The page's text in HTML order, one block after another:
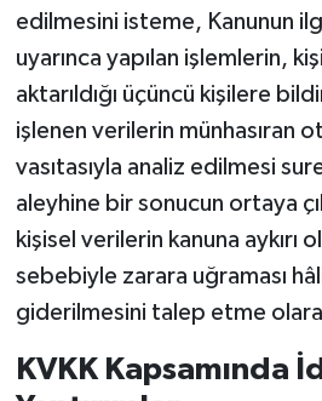
edilmesini isteme, Kanunun
uyarınca yapılan işlemlerin,
aktarıldığı üçüncü kişilere
işlenen verilerin münhasıran
vasıtasıyla analiz edilmesi
aleyhine bir sonucun ortaya
kişisel verilerin kanuna aykırı
sebebiyle zarara uğraması
giderilmesini talep etme
KVKK Kapsamında